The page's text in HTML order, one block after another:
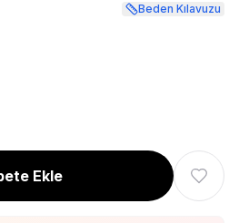
Beden Kılavuzu
Ekle